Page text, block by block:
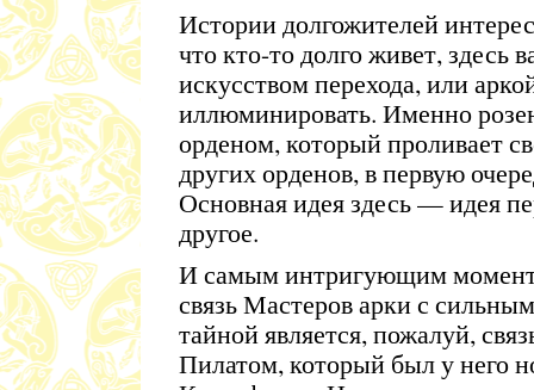
Истории долгожителей
что кто-то долго живет, здесь
искусством перехода, или
иллюминировать. Именно
орденом, который проливает
других орденов, в первую
Основная идея здесь — идея
другое.
И самым интригующим
связь Мастеров арки с
тайной является, пожалуй,
Пилатом, который был у него